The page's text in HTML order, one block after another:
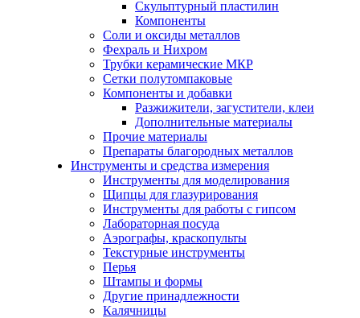
Скульптурный пластилин
Компоненты
Соли и оксиды металлов
Фехраль и Нихром
Трубки керамические МКР
Сетки полутомпаковые
Компоненты и добавки
Разжижители, загустители, клеи
Дополнительные материалы
Прочие материалы
Препараты благородных металлов
Инструменты и средства измерения
Инструменты для моделирования
Щипцы для глазурирования
Инструменты для работы с гипсом
Лабораторная посуда
Аэрографы, краскопульты
Текстурные инструменты
Перья
Штампы и формы
Другие принадлежности
Калячницы